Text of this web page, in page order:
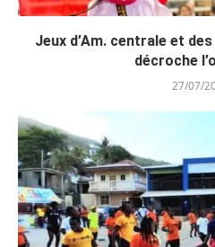
Jeux d’Am. centrale et
décroche
27/07/